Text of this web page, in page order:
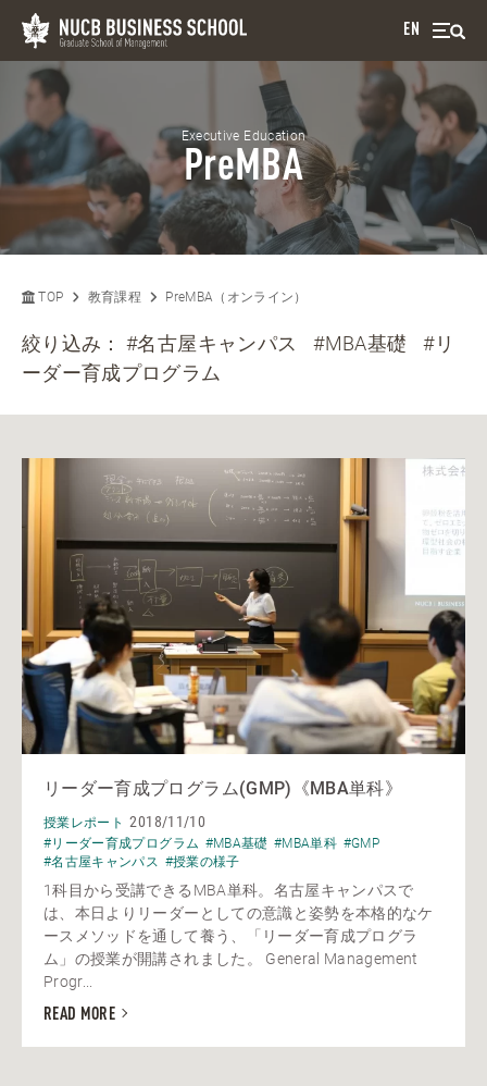
EN
Executive Education
PreMBA
TOP 教育課程 PreMBA（オンライン）
絞り込み：#名古屋キャンパス #MBA基礎
#リ
ーダー育成プログラム
リーダー育成プログラム(GMP)《MBA単科》
授業レポート 2018/11/10
#リーダー育成プログラム #MBA基礎 #MBA単科 #GMP
#名古屋キャンパス #授業の様子
1科目から受講できるMBA単科。名古屋キャンパスで
は、本日よりリーダーとしての意識と姿勢を本格的なケ
ースメソッドを通して養う、「リーダー育成プログラ
ム」の授業が開講されました。 General Management
Progr...
READ MORE